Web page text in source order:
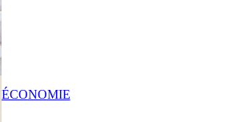
ÉCONOMIE